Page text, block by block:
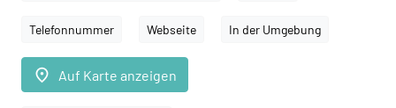
Telefonnummer Webseite In der Umgebung
place Auf Karte anzeigen